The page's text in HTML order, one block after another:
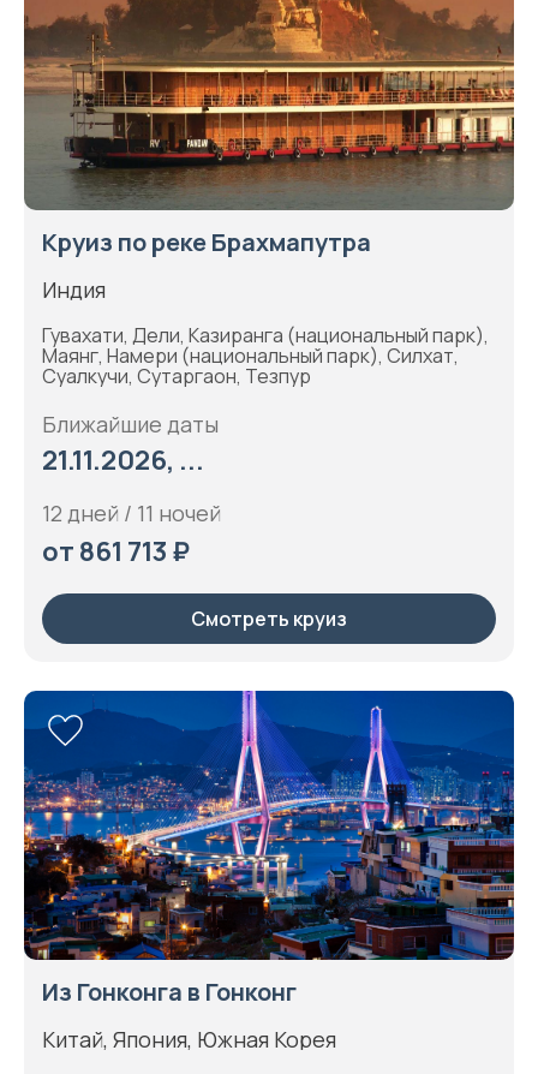
Круиз по реке Брахмапутра
Индия
Гувахати, Дели, Казиранга (национальный парк),
Маянг, Намери (национальный парк), Силхат,
Суалкучи, Сутаргаон, Тезпур
Ближайшие даты
21.11.2026, ...
12 дней / 11 ночей
от 861 713 ₽
Смотреть круиз
Из Гонконга в Гонконг
Китай, Япония, Южная Корея